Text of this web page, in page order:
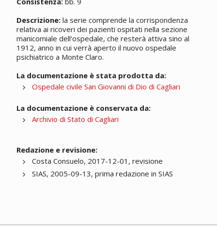
Descrizione:la serie comprende la corrispondenza
relativa ai ricoveri dei pazienti ospitati nella sezione
manicomiale dell'ospedale, che resterà attiva sino al
1912, anno in cui verrà aperto il nuovo ospedale
psichiatrico a Monte Claro.
La documentazione è stata prodotta da:
Ospedale civile San Giovanni di Dio di Cagliari
La documentazione è conservata da:
Archivio di Stato di Cagliari
Redazione e revisione:
Costa Consuelo, 2017-12-01, revisione
SIAS, 2005-09-13, prima redazione in SIAS